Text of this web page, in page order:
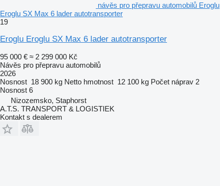
návěs pro přepravu automobilů Eroglu
Eroglu SX Max 6 lader autotransporter
19
Eroglu Eroglu SX Max 6 lader autotransporter
95 000 € ≈ 2 299 000 Kč
Návěs pro přepravu automobilů
2026
Nosnost 18 900 kg Netto hmotnost 12 100 kg Počet náprav 2
Nosnost 6
Nizozemsko, Staphorst
A.T.S. TRANSPORT & LOGISTIEK
Kontakt s dealerem